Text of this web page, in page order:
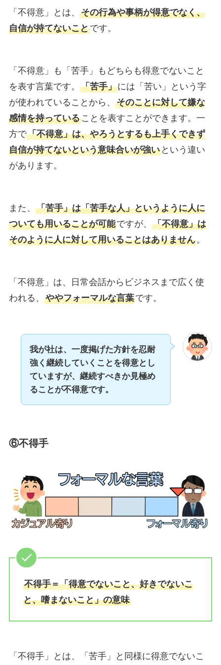
「不得意」とは、 その行為や事柄が得意でなく、
自信が持てないことです。
「不得意」も「苦手」もどちらも得意でないこと
を表す言葉です。 「苦手」には「苦い」という字
が使われていることから、 そのことに対して嫌な
感情を持っていることを表すことができます。一
方で「不得意」は、やろうとするも上手くできず
自信が持てないという意味合いが強いという違い
があります。
また、 「苦手」は「苦手な人」というように人に
ついても用いることが可能ですが、 「不得意」は
そのように人に対して用いることはありません。
「不得意」は、日常会話からビジネスまで広く使
われる、 ややフォーマルな言葉です。
我が社は、一度掲げた方針を忍耐
強く継続していくことを得意とし
ていますが、継続すべきか見極め
ることが不得意です。
⑥不得手
不得手＝「得意でないこと、好きでないこ
と、嗜まないこと」の意味
「不得手」とは、「苦手」と同様に得意でないこ